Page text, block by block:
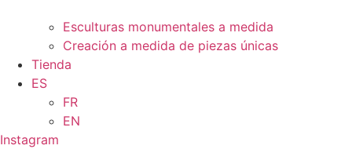
Esculturas monumentales a medida
Creación a medida de piezas únicas
Tienda
ES
FR
EN
Instagram